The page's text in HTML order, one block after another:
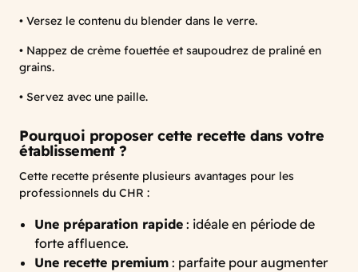
• Versez le contenu du blender dans le verre.
• Nappez de crème fouettée et saupoudrez de praliné en
grains.
• Servez avec une paille.
Pourquoi proposer cette recette dans votre
établissement ?
Cette recette présente plusieurs avantages pour les
professionnels du CHR :
Une préparation rapide : idéale en période de
forte affluence.
Une recette premium : parfaite pour augmenter